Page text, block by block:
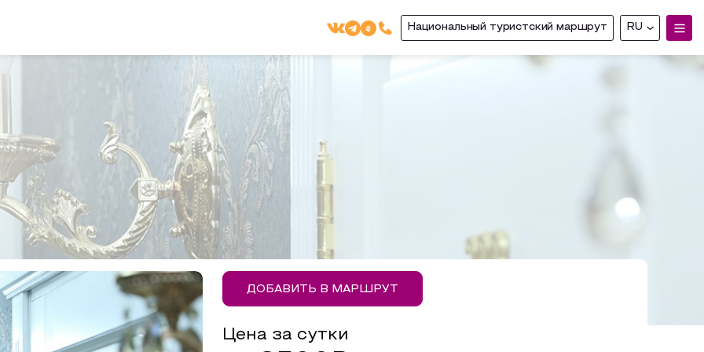
Национальный туристский маршрут RU
ДОБАВИТЬ В МАРШРУТ
Цена за сутки